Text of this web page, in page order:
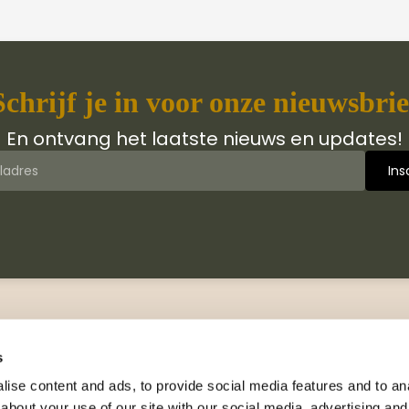
content and ads, to provide social media features and to
je in voor onze
En ontvang het laatste nieuws en updates!
wij
Neem contact met ons op